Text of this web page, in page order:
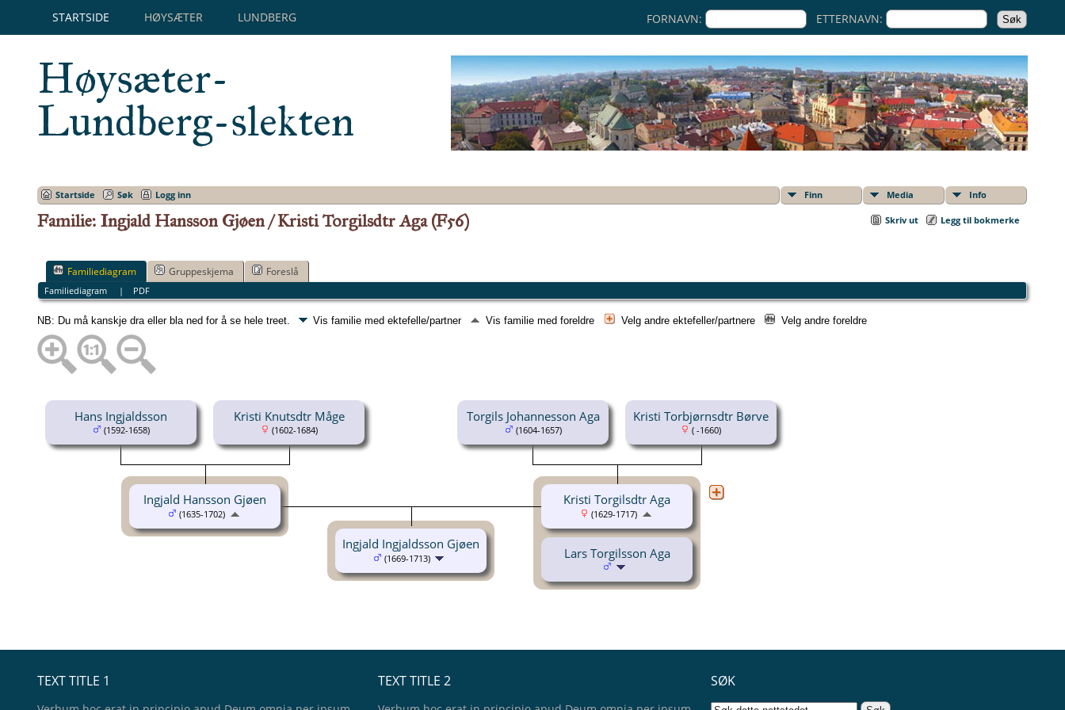
STARTSIDE HØYSÆTER LUNDBERG FORNAVN: ETTERNAVN:
Høysæter-
Lundberg-slekten
Finn Media Info
Startside Søk Logg inn
Skriv ut Legg til bokmerke
Familie: Ingjald Hansson Gjøen / Kristi Torgilsdtr Aga (F56)
Familiediagram Gruppeskjema Foreslå
Familiediagram | PDF
NB: Du må kanskje dra eller bla ned for å se hele treet. Vis familie med ektefelle/partner Vis familie med foreldre Velg andre ektefeller/partnere Velg andre foreldre
Hans Ingjaldsson
(1592-1658)
Kristi Knutsdtr Måge
(1602-1684)
Torgils Johannesson Aga
(1604-1657)
Kristi Torbjørnsdtr Børve
( -1660)
Lars Torgilsson Aga
Ingjald Hansson Gjøen
(1635-1702)
Kristi Torgilsdtr Aga
(1629-1717)
Ingjald Ingjaldsson Gjøen
(1669-1713)
TEXT TITLE 1 TEXT TITLE 2 SØK